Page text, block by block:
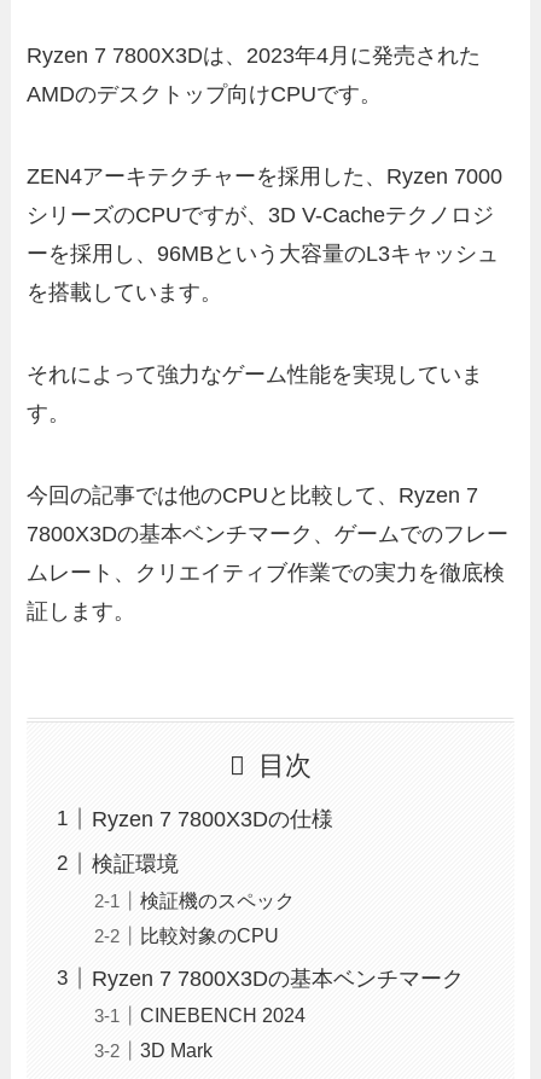
Ryzen 7 7800X3Dは、2023年4月に発売された
AMDのデスクトップ向けCPUです。
ZEN4アーキテクチャーを採用した、Ryzen 7000
シリーズのCPUですが、3D V-Cacheテクノロジ
ーを採用し、96MBという大容量のL3キャッシュ
を搭載しています。
それによって強力なゲーム性能を実現していま
す。
今回の記事では他のCPUと比較して、Ryzen 7
7800X3Dの基本ベンチマーク、ゲームでのフレー
ムレート、クリエイティブ作業での実力を徹底検
証します。
目次
Ryzen 7 7800X3Dの仕様
検証環境
検証機のスペック
比較対象のCPU
Ryzen 7 7800X3Dの基本ベンチマーク
CINEBENCH 2024
3D Mark